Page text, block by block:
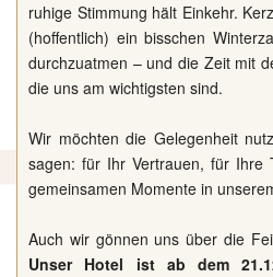
ruhige Stimmung hält Einkehr.
(hoffentlich) ein bisschen
durchzuatmen – und die Zeit mit
die uns am wichtigsten sind.
Wir möchten die Gelegenheit
sagen: für Ihr Vertrauen, für Ihre
gemeinsamen Momente in
Auch wir gönnen uns über die
Unser Hotel ist ab dem